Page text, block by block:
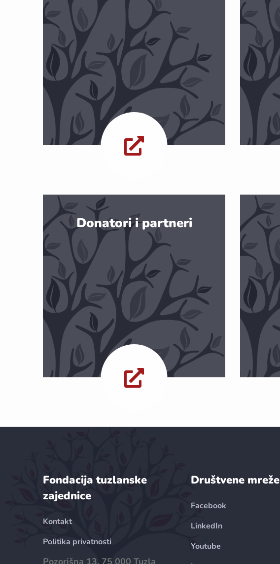
Donatori i partneri
Fondacija tuzlanske
zajednice
Kontakt
Politika privatnosti
Pozorišna 13, 75 000 Tuzla
Društvene mreže
Facebook
LinkedIn
Youtube